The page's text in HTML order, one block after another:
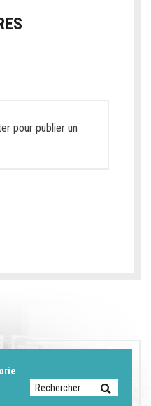
pour publier un